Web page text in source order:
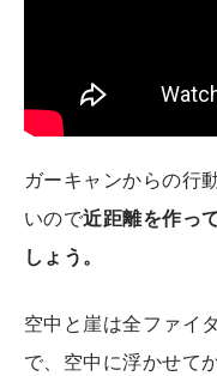
ガーキャンからの行
いので近距離を作っ
しょう。
空中と崖は全ファイ
で、空中に浮かせて